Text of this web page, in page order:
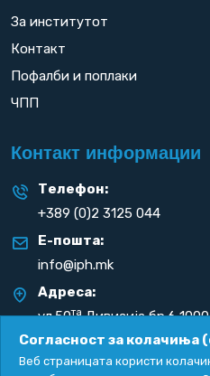
За институтот
Контакт
Пофалби и поплаки
ЧПП
Контакт информации
Телефон:
+389 (0)2 3125 044
Е-пошта:
info@iph.mk
Адреса:
ул.50таДивизија бр.6 1000
Република С. Македонија
Согласност за колачиња
Веб страницата користи